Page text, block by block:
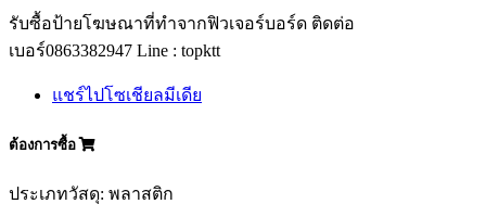
รับซื้อป้ายโฆษณาที่ทำจากฟิวเจอร์บอร์ด ติดต่อ
เบอร์0863382947 Line : topktt
แชร์ไปโซเชียลมีเดีย
ต้องการซื้อ
ประเภทวัสดุ: พลาสติก